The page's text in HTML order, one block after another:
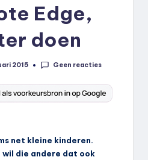
Edge,
doen
2015 Geen reacties
net kleine kinderen.
die andere dat ook